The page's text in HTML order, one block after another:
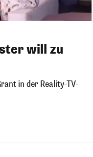
will zu
in der Reality-TV-